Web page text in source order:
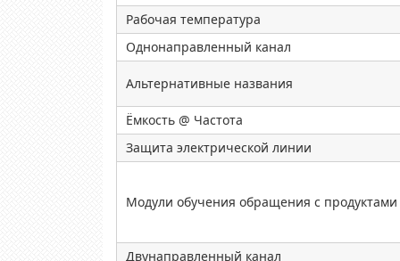
Рабочая температура
Однонаправленный канал
Альтернативные названия
Ёмкость @ Частота
Защита электрической линии
Модули обучения обращения с продуктами
Двунаправленный канал